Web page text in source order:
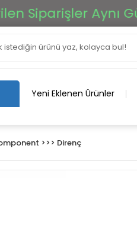
Aynı Gün
Yeni Eklenen Ürünler
>>> Direnç